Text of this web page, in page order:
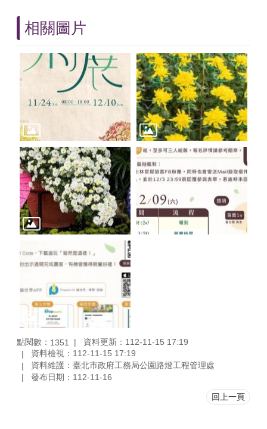
相關圖片
點閱數： 1351
資料更新：112-11-15 17:19
資料檢視：112-11-15 17:19
資料維護：臺北市政府工務局公園路燈工程管理處
發布日期：112-11-16
回上一頁